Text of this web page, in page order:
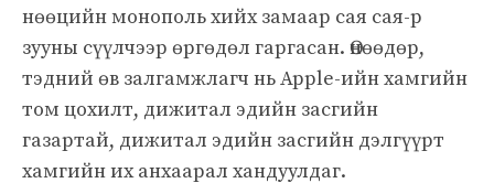
нөөцийн монополь хийх замаар сая сая-р
зууны сүүлчээр өргөдөл гаргасан. Өнөөдөр,
тэдний өв залгамжлагч нь Apple-ийн хамгийн
том цохилт, дижитал эдийн засгийн
газартай, дижитал эдийн засгийн дэлгүүрт
хамгийн их анхаарал хандуулдаг.